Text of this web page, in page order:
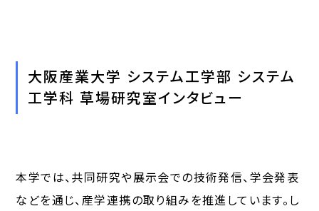
大阪産業大学 システム工学部 システム
工学科 草場研究室インタビュー
本学では、共同研究や展示会での技術発信、学会発表
などを通じ、産学連携の取り組みを推進しています。し